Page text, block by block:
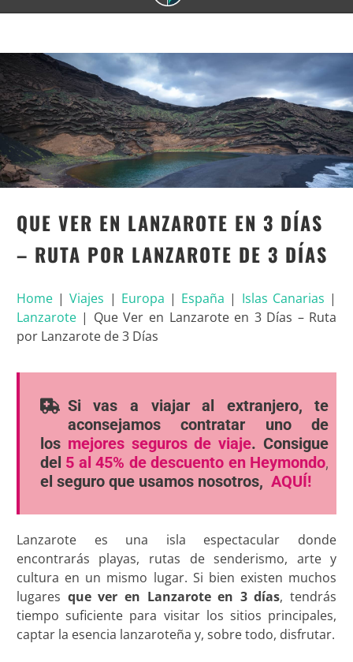
QUE VER EN LANZAROTE EN 3 DÍAS
– RUTA POR LANZAROTE DE 3 DÍAS
Home|Viajes | Europa | España | Islas Canarias |
Lanzarote| Que Ver en Lanzarote en 3 Días – Ruta
por Lanzarote de 3 Días
Si vas a viajar al extranjero, te
aconsejamos contratar uno de
los mejores seguros de viaje. Consigue
del 5 al 45% de descuento en Heymondo,
el seguro que usamos nosotros, AQUÍ!
Lanzarote es una isla espectacular donde
encontrarás playas, rutas de senderismo, arte y
cultura en un mismo lugar. Si bien existen muchos
lugares que ver en Lanzarote en 3 días, tendrás
tiempo suficiente para visitar los sitios principales,
captar la esencia lanzaroteña y, sobre todo, disfrutar.